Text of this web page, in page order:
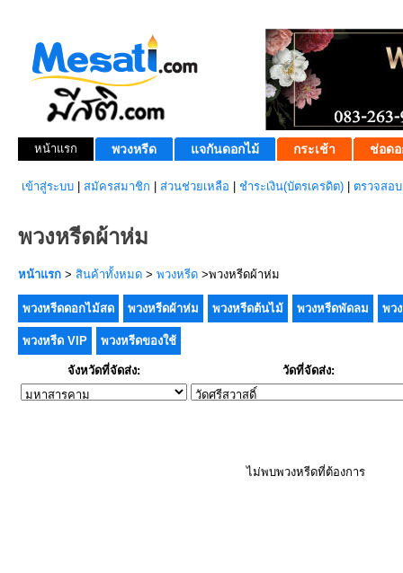
หน้าแรก พวงหรีด แจกันดอกไม้ กระเช้า ช่อดอ
เข้าสู่ระบบ สมัครสมาชิก ส่วนช่วยเหลือ ชำระเงิน(บัตรเครดิต) ตรวจสอ
พวงหรีดผ้าห่ม
หน้าแรก > สินค้าทั้งหมด > พวงหรีด >พวงหรีดผ้าห่ม
พวงหรีดดอกไม้สด พวงหรีดผ้าห่ม พวงหรีดต้นไม้ พวงหรีดพัดลม พว
พวงหรีด VIP พวงหรีดของใช้
จังหวัดที่จัดส่ง: วัดที่จัดส่ง:
ไม่พบพวงหรีดที่ต้องการ